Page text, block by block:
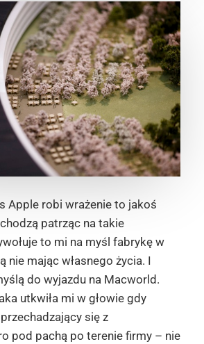
Apple robi wrażenie to jakoś
patrząc na takie
to mi na myśl fabrykę w
nie mając własnego życia. I
do wyjazdu na Macworld.
utkwiła mi w głowie gdy
się z
pod pachą po terenie firmy – nie